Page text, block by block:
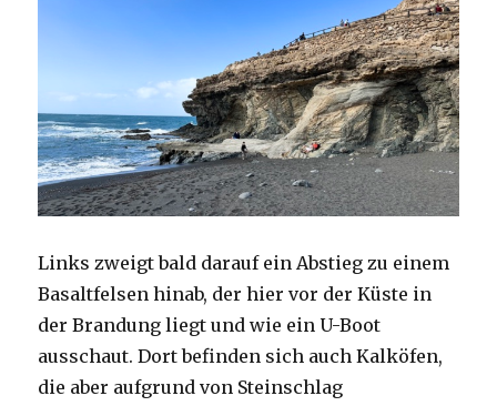
Links zweigt bald darauf ein Abstieg zu einem
Basaltfelsen hinab, der hier vor der Küste in
der Brandung liegt und wie ein U-Boot
ausschaut. Dort befinden sich auch Kalköfen,
die aber aufgrund von Steinschlag